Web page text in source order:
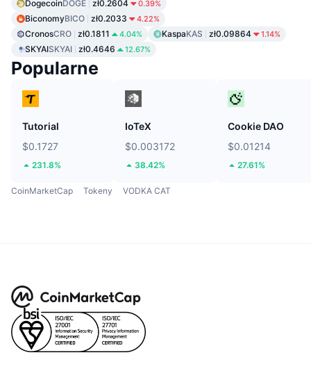
DogecoinDOGE zł0.2604 0.39%
BiconomyBICO zł0.2033 4.22%
CronosCRO zł0.1811 4.04% KaspaKAS zł0.09864 1.14%
SKYAISKYAI zł0.4646 12.67%
Popularne
Tutorial
$0.1727
231.8%
IoTeX
$0.003172
38.42%
Cookie DAO
$0.01214
27.61%
CoinMarketCap Tokeny VODKA CAT